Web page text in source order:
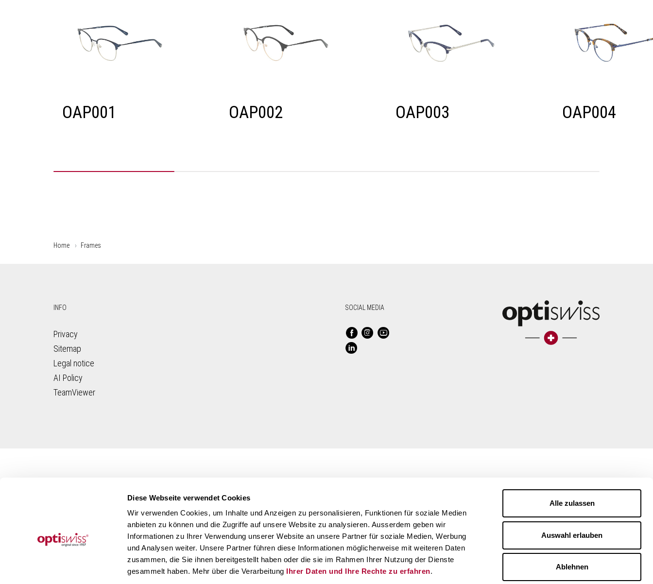
Diese Webseite verwendet Cookies
Wir verwenden Cookies, um Inhalte und Anzeigen zu personalisieren, Funktionen für soziale Medien
anbieten zu können und die Zugriffe auf unsere Website zu analysieren. Ausserdem geben wir
Informationen zu Ihrer Verwendung unserer Website an unsere Partner für soziale Medien, Werbung
und Analysen weiter. Unsere Partner führen diese Informationen möglicherweise mit weiteren Daten
zusammen, die Sie ihnen bereitgestellt haben oder die sie im Rahmen Ihrer Nutzung der Dienste
gesammelt haben. Mehr über die Verarbeitung Ihrer Daten und Ihre Rechte zu erfahren.
Alle zulassen
Auswahl erlauben
Ablehnen
OAP001 OAP002 OAP003 OAP004
Home Frames
INFO
Privacy
Sitemap
Legal notice
AI Poli­cy
TeamViewer
SOCIAL MEDIA